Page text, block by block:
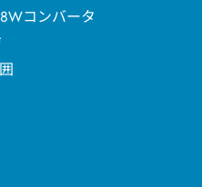
コンバータ